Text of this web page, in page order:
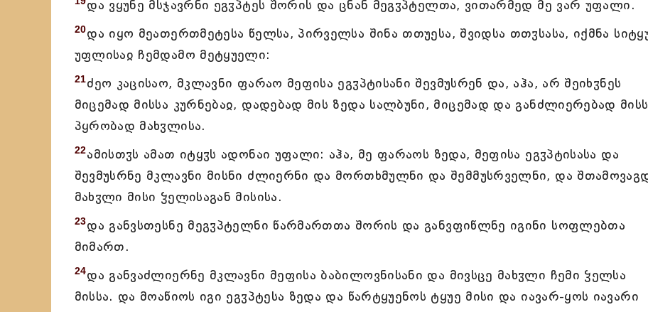
და ვყუნე მსჯავრნი ეგჳპტეს შორის და ცნან მეგჳპტელთა, ვითარმედ მე ვარ უფალი.
20და იყო მეათერთმეტესა წელსა, პირველსა შინა თთუესა, შვიდსა თთჳსასა, იქმნა
უფლისაჲ ჩემდამო მეტყუელი:
21ძეო კაცისაო, მკლავნი ფარაო მეფისა ეგჳპტისანი შევმუსრენ და, აჰა, არ შეიხჳნეს
მიცემად მისსა კურნებაჲ, დადებად მის ზედა სალბუნი, მიცემად და განძლიერებად
პყრობად მახჳლისა.
22ამისთჳს ამათ იტყჳს ადონაი უფალი: აჰა, მე ფარაოს ზედა, მეფისა ეგჳპტისასა და
შევმუსრნე მკლავნი მისნი ძლიერნი და მორთხმულნი და შემმუსრველნი, და
მახჳლი მისი ჴელისაგან მისისა.
23და განვსთესნე მეგჳპტელნი წარმართთა შორის და განვფიწლნე იგინი სოფლებთა
მიმართ.
24და განვაძლიერნე მკლავნი მეფისა ბაბილოვნისანი და მივსცე მახჳლი ჩემი ჴელსა
მისსა. და მოაწიოს იგი ეგჳპტესა ზედა და წარტყუენოს ტყუე მისი და იავარ-ყოს იავარი